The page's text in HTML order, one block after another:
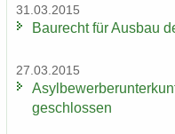
31.03.2015
Bau­recht für Aus­bau
27.03.2015
ge­schlos­sen